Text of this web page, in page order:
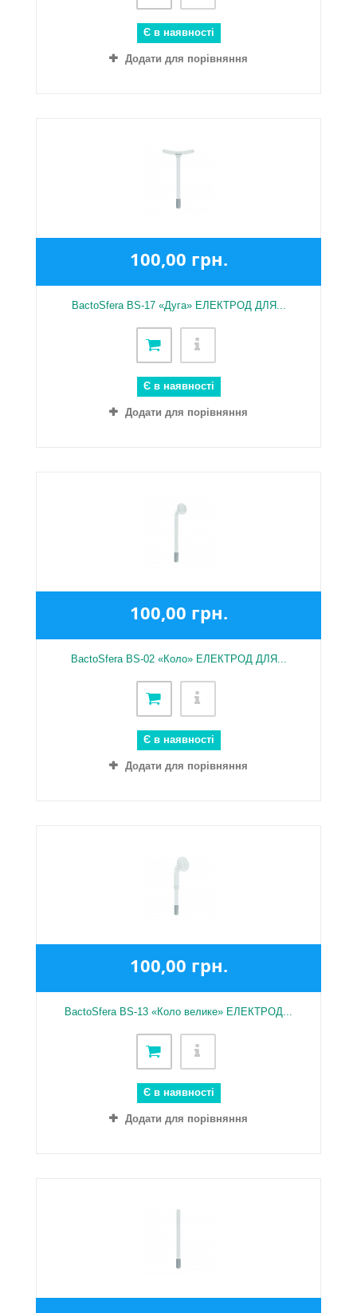
Є в наявності
Додати для порівняння
100,00 грн.
BactoSfera BS-17 «Дуга» ЕЛЕКТРОД ДЛЯ...
Є в наявності
Додати для порівняння
100,00 грн.
BactoSfera BS-02 «Коло» ЕЛЕКТРОД ДЛЯ...
Є в наявності
Додати для порівняння
100,00 грн.
BactoSfera BS-13 «Коло велике» ЕЛЕКТРОД...
Є в наявності
Додати для порівняння